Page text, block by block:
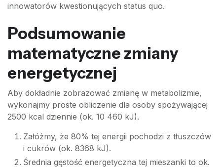
innowatorów kwestionujących status quo.
Podsumowanie
matematyczne zmiany
energetycznej
Aby dokładnie zobrazować zmianę w metabolizmie,
wykonajmy proste obliczenie dla osoby spożywającej
2500 kcal dziennie (ok. 10 460 kJ).
Załóżmy, że 80% tej energii pochodzi z tłuszczów
i cukrów (ok. 8368 kJ).
Średnia gęstość energetyczna tej mieszanki to ok.